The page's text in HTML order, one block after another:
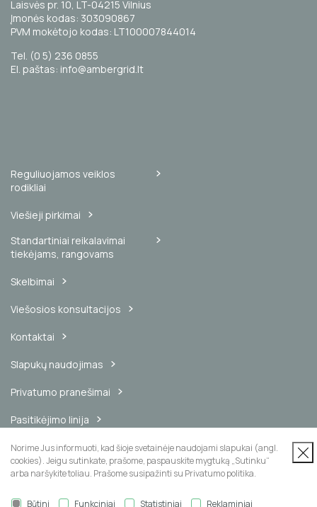
Laisvės pr. 10, LT-04215 Vilnius
Įmonės kodas: 303090867
PVM mokėtojo kodas: LT100007844014
Tel. (0 5) 236 0855
El. paštas: info@ambergrid.lt
Reguliuojamos veiklos
rodikliai
Viešieji pirkimai
Standartiniai reikalavimai
tiekėjams, rangovams
Skelbimai
Viešosios konsultacijos
Kontaktai
Slapukų naudojimas
Privatumo pranešimai
Pasitikėjimo linija
Vidinis pranešimų kanalas
Norime Jus informuoti, kad šioje svetainėje naudojami slapukai (angl.
cookies). Jeigu sutinkate, prašome, paspauskite mygtuką „Sutinku“
arba naršykite toliau. Prašome susipažinti su Privatumo politika.
Būtini Funkciniai Statistiniai Reklaminiai